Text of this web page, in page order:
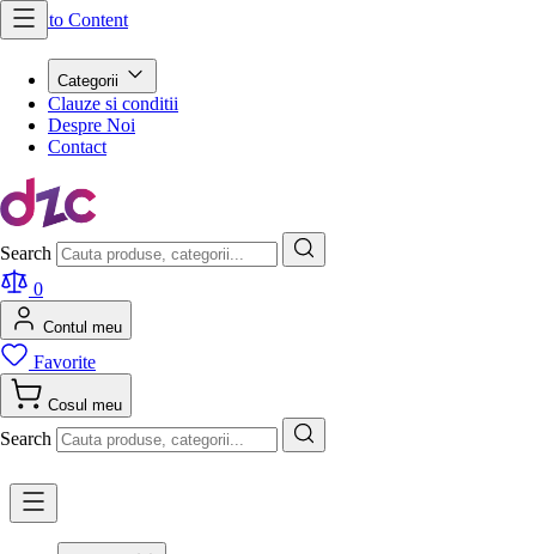
Skip to Content
Categorii
Clauze si conditii
Despre Noi
Contact
Search
0
Contul meu
Favorite
Cosul meu
Search